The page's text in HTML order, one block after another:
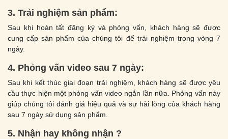
3. Trải nghiệm sản phẩm:
Sau khi hoàn tất đăng ký và phỏng vấn, khách hàng sẽ được
cung cấp sản phẩm của chúng tôi để trải nghiệm trong vòng 7
ngày.
4. Phỏng vấn video sau 7 ngày:
Sau khi kết thúc giai đoạn trải nghiệm, khách hàng sẽ được yêu
cầu thực hiện một phỏng vấn video ngắn lần nữa. Phỏng vấn này
giúp chúng tôi đánh giá hiệu quả và sự hài lòng của khách hàng
sau 7 ngày sử dụng sản phẩm.
5. Nhận hay không nhận ?